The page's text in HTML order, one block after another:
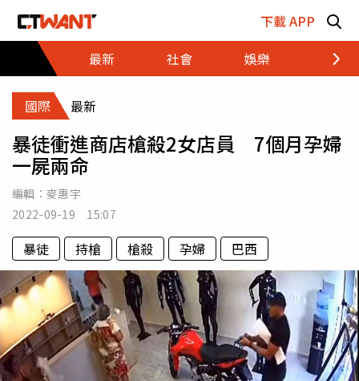
下載 APP
最新
社會 娛樂 財經
國際 最新
暴徒衝進商店槍殺2女店員 7個月孕婦
一屍兩命
編輯： 麥惠宇
2022-09-19 15:07
暴徒 持槍 槍殺 孕婦 巴西